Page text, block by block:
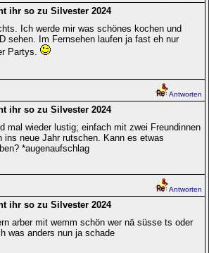
ihr so zu Silvester 2024
Ich werde mir was schönes kochen und
sehen. Im Fernsehen laufen ja fast eh nur
Partys.
Antworten
ihr so zu Silvester 2024
mal wieder lustig; einfach mit zwei Freundinnen
ins neue Jahr rutschen. Kann es etwas
*augenaufschlag
Antworten
ihr so zu Silvester 2024
arber mit wemm schön wer nä süsse ts oder
was anders nun ja schade